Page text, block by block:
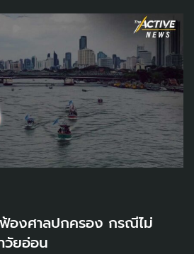
องศาลปกครอง กรณีไม่
วัยอ่อน